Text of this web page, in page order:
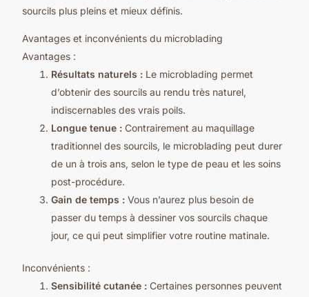
sourcils plus pleins et mieux définis.
Avantages et inconvénients du microblading
Avantages:
Résultats naturels :Le microblading permet
d’obtenir des sourcils au rendu très naturel,
indiscernables des vrais poils.
Longue tenue :Contrairement au maquillage
traditionnel des sourcils, le microblading peut durer
de un à trois ans, selon le type de peau et les soins
post-procédure.
Gain de temps :Vous n’aurez plus besoin de
passer du temps à dessiner vos sourcils chaque
jour, ce qui peut simplifier votre routine matinale.
Inconvénients :
Sensibilité cutanée :Certaines personnes peuvent